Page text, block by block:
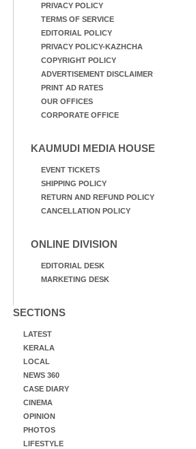
PRIVACY POLICY
TERMS OF SERVICE
EDITORIAL POLICY
PRIVACY POLICY-KAZHCHA
COPYRIGHT POLICY
ADVERTISEMENT DISCLAIMER
PRINT AD RATES
OUR OFFICES
CORPORATE OFFICE
KAUMUDI MEDIA HOUSE
EVENT TICKETS
SHIPPING POLICY
RETURN AND REFUND POLICY
CANCELLATION POLICY
ONLINE DIVISION
EDITORIAL DESK
MARKETING DESK
SECTIONS
LATEST
KERALA
LOCAL
NEWS 360
CASE DIARY
CINEMA
OPINION
PHOTOS
LIFESTYLE